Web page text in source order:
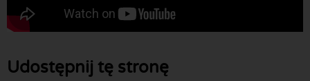
Udostępnij tę stronę